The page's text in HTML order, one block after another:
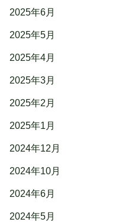
2025年6月
2025年5月
2025年4月
2025年3月
2025年2月
2025年1月
2024年12月
2024年10月
2024年6月
2024年5月